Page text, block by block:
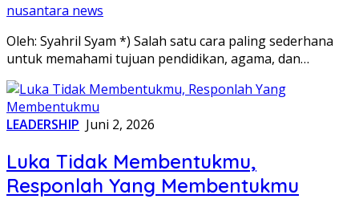
nusantara news
Oleh: Syahril Syam *) Salah satu cara paling sederhana
untuk memahami tujuan pendidikan, agama, dan…
LEADERSHIP Juni 2, 2026
Luka Tidak Membentukmu,
Responlah Yang Membentukmu